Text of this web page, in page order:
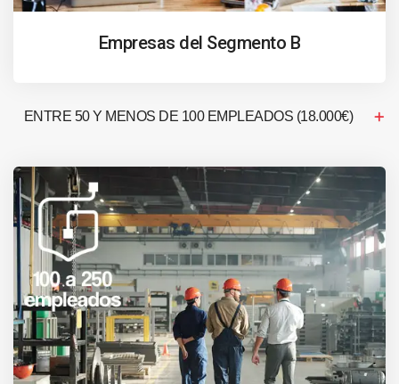
Empresas del Segmento B
ENTRE 50 Y MENOS DE 100 EMPLEADOS (18.000€)